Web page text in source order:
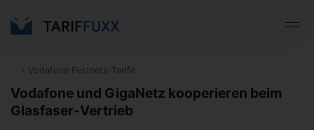
‹ Vodafone Festnetz-Tarife
Vodafone und GigaNetz kooperieren beim
Glasfaser-Vertrieb